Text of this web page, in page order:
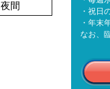
夜間
・祝日
・年末
なお、